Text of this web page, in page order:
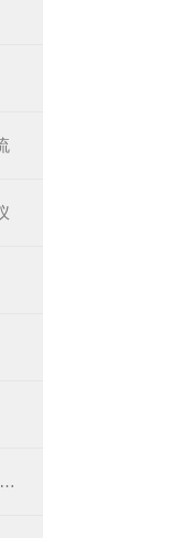
润滑油·柴油汽油氧化安定性测定仪